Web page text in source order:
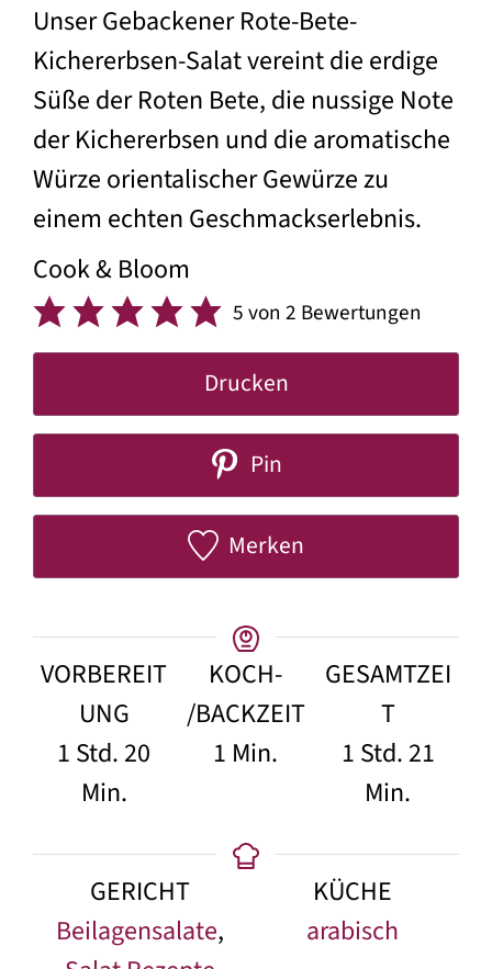
Unser Gebackener Rote-Bete-
Kichererbsen-Salat vereint die erdige
Süße der Roten Bete, die nussige Note
der Kichererbsen und die aromatische
Würze orientalischer Gewürze zu
einem echten Geschmackserlebnis.
Cook & Bloom
5von2 Bewertungen
Drucken
Pin
Merken
VORBEREIT
UNG
1 Stunde
Std. 20 Minuten
Min.
KOCH-
/BACKZEIT
1 minute
Min.
GESAMTZEI
T
1Stunde
Std. 21
Min.
GERICHT
Beilagensalate,
KÜCHE
arabisch